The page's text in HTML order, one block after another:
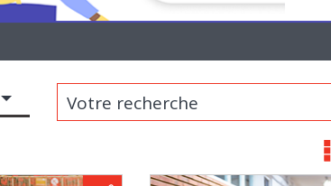
Votre recherche